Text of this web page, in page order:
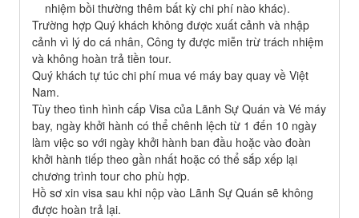
nhiệm bồi thường thêm bất kỳ chi phí nào khác).
Trường hợp Quý khách không được xuất cảnh và nhập
cảnh vì lý do cá nhân, Công ty được miễn trừ trách nhiệm
và không hoàn trả tiền tour.
Quý khách tự túc chi phí mua vé máy bay quay về Việt
Nam.
Tùy theo tình hình cấp Visa của Lãnh Sự Quán và Vé máy
bay, ngày khởi hành có thể chênh lệch từ 1 đến 10 ngày
làm việc so với ngày khởi hành ban đầu hoặc vào đoàn
khởi hành tiếp theo gần nhất hoặc có thể sắp xếp lại
chương trình tour cho phù hợp.
Hồ sơ xin visa sau khi nộp vào Lãnh Sự Quán sẽ không
được hoàn trả lại.